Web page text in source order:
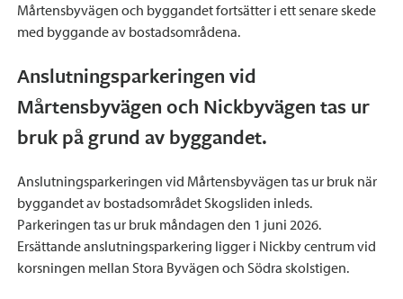
Mårtensbyvägen och byggandet fortsätter i ett senare skede
med byggande av bostadsområdena.
Anslutningsparkeringen vid
Mårtensbyvägen och Nickbyvägen tas ur
bruk på grund av byggandet.
Anslutningsparkeringen vid Mårtensbyvägen tas ur bruk när
byggandet av bostadsområdet Skogsliden inleds.
Parkeringen tas ur bruk måndagen den 1 juni 2026.
Ersättande anslutningsparkering ligger i Nickby centrum vid
korsningen mellan Stora Byvägen och Södra skolstigen.